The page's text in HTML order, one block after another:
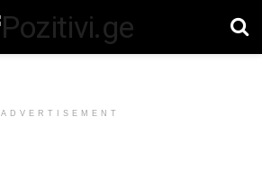
ADVERTISEMENT